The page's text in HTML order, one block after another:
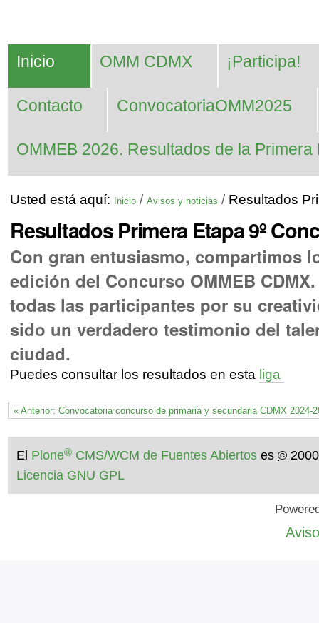
contenido.
Saltar
navegación
Inicio OMM CDMX ¡Participa!
Contacto ConvocatoriaOMM2025
OMMEB 2026. Resultados de la Primera
Usted está aquí: Inicio /Avisos y noticias / Resultados
Resultados Primera Etapa 9º
Con gran entusiasmo, compartimos
edición del Concurso OMMEB
todas las participantes por su
sido un verdadero testimonio del
ciudad.
Puedes consultar los resultados en esta liga
« Anterior: Convocatoria concurso de primaria y secundaria CDMX 2024-
El Plone® CMS/WCM de Fuentes Abiertos es©
Licencia GNU GPL